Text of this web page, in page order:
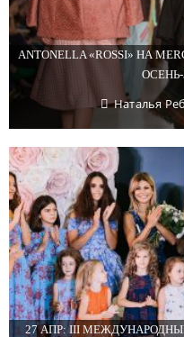
ANTONELLA «ROSSI» НА
Наталья
27 АПР: III